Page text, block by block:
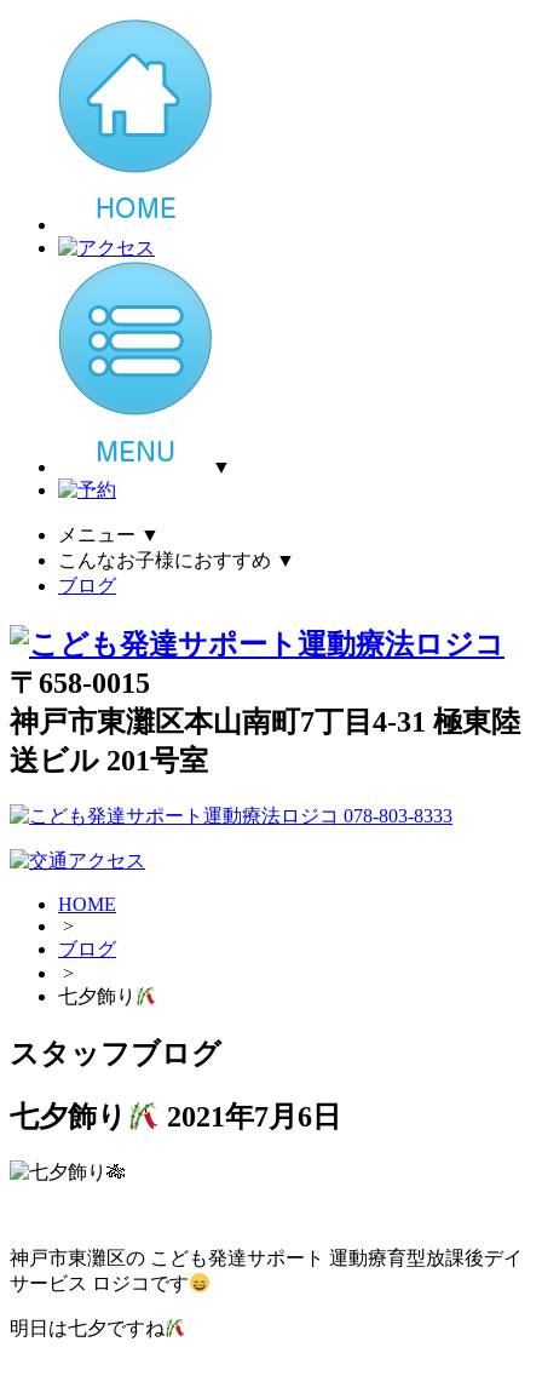
▼
メニュー ▼
こんなお子様におすすめ ▼
ブログ
〒658-0015
神戸市東灘区本山南町7丁目4-31 極東陸
送ビル 201号室
HOME
>
ブログ
>
七夕飾り
スタッフブログ
七夕飾り
2021年7月6日
神戸市東灘区の こども発達サポート 運動療育型放課後デイ
サービス ロジコです
明日は七夕ですね